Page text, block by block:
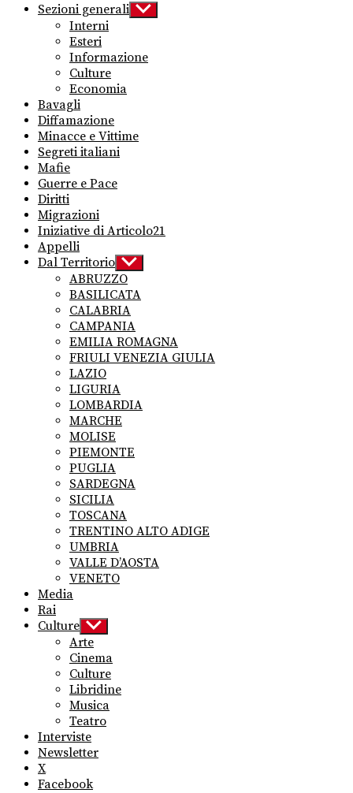
Sezioni generali Show
sub
Interni
Esteri
Informazione
Culture
Economia
Bavagli
Diffamazione
Minacce e Vittime
Segreti italiani
Mafie
Guerre e Pace
Diritti
Migrazioni
Iniziative di Articolo21
Appelli
Dal Territorio Show
sub
menu
ABRUZZO
BASILICATA
CALABRIA
CAMPANIA
EMILIA ROMAGNA
FRIULI VENEZIA GIULIA
LAZIO
LIGURIA
LOMBARDIA
MARCHE
MOLISE
PIEMONTE
PUGLIA
SARDEGNA
SICILIA
TOSCANA
TRENTINO ALTO ADIGE
UMBRIA
VALLE D’AOSTA
VENETO
Media
Rai
Culture Show
sub
menu
Arte
Cinema
Culture
Libridine
Musica
Teatro
Interviste
Newsletter
X
Facebook